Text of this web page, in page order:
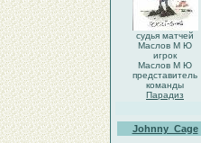
судья матчей
Маслов М Ю
игрок
Маслов М Ю
представитель
команды
Парадиз
Johnny_Cage